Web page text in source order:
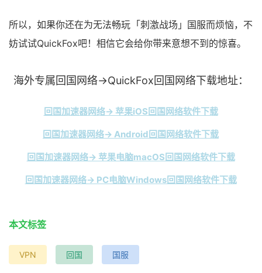
所以，如果你还在为无法畅玩「刺激战场」国服而烦恼，不
妨试试QuickFox吧！相信它会给你带来意想不到的惊喜。
海外专属回国网络→QuickFox回国网络下载地址：
回国加速器网络→ 苹果iOS回国网络软件下载
回国加速器网络→ Android回国网络软件下载
回国加速器网络→ 苹果电脑macOS回国网络软件下载
回国加速器网络→ PC电脑Windows回国网络软件下载
本文标签
VPN 回国 国服